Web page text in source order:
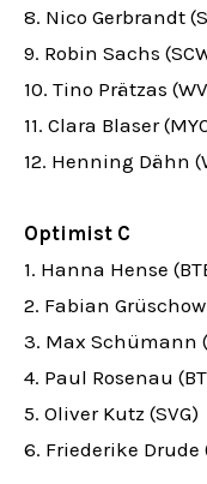
8. Nico Gerbrandt
9. Robin Sachs
10. Tino Prätzas
11. Clara Blaser
12. Henning Dähn
Optimist C
1. Hanna Hense
2. Fabian Grüschow
3. Max Schümann
4. Paul Rosenau
5. Oliver Kutz (SVG)
6. Friederike Drude